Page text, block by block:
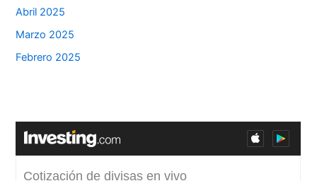
Abril 2025
Marzo 2025
Febrero 2025